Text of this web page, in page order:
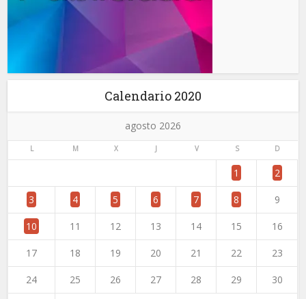
Calendario 2020
agosto 2026
L M X J V S D
1 2
3 4 5 6 7 8 9
10 11 12 13 14 15 16
17 18 19 20 21 22 23
24 25 26 27 28 29 30